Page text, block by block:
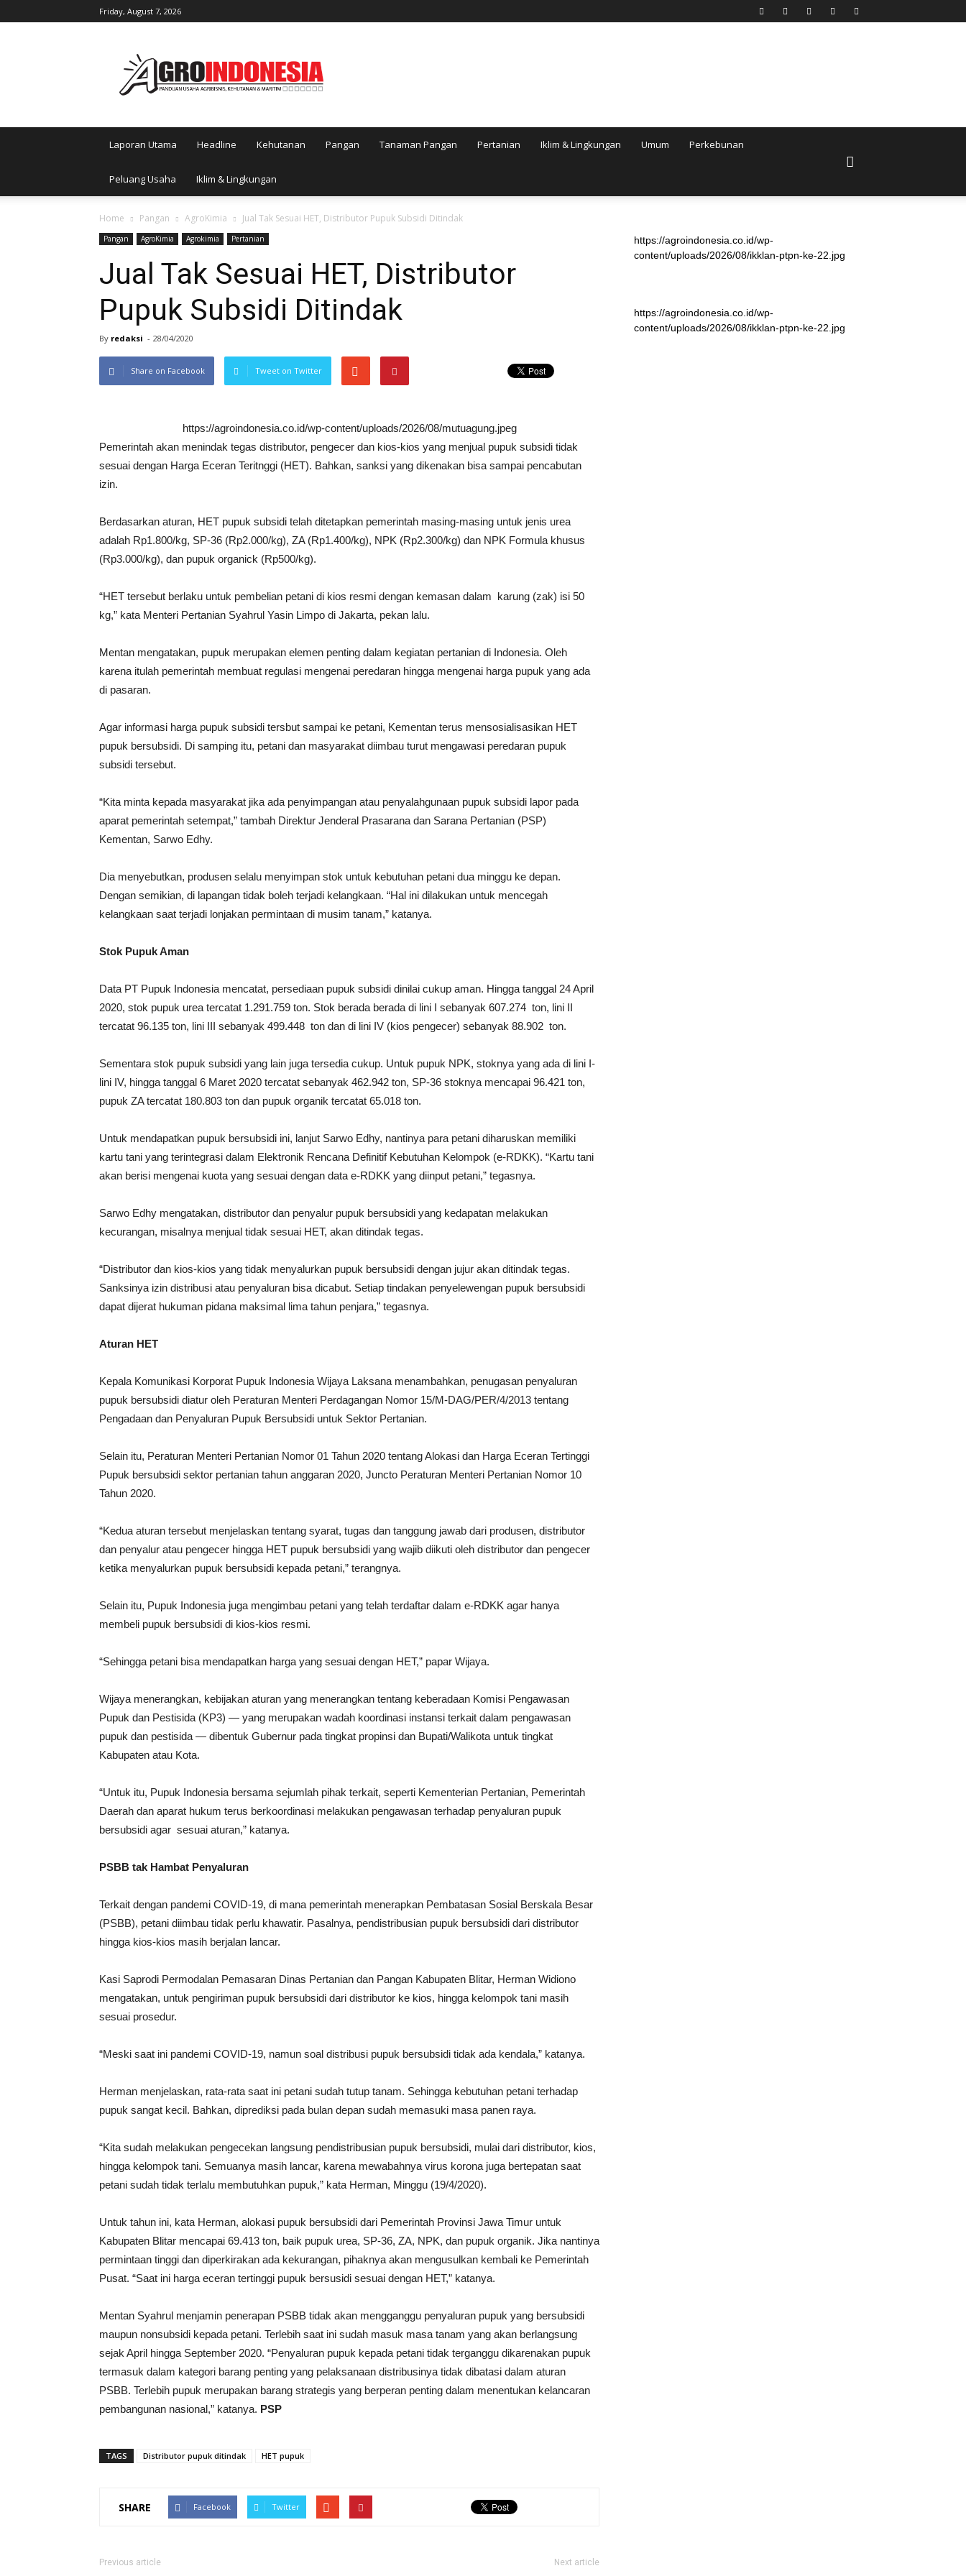
Friday, August 7, 2026
Laporan Utama Headline Kehutanan Pangan Tanaman Pangan Pertanian Iklim & Lingkungan Umum Perkebunan
Peluang Usaha Iklim & Lingkungan
Home Pangan AgroKimia Jual Tak Sesuai HET, Distributor Pupuk Subsidi Ditindak
Pangan AgroKimia Agrokimia Pertanian
Jual Tak Sesuai HET, Distributor
Pupuk Subsidi Ditindak
By redaksi - 28/04/2020
Share on Facebook Tweet on Twitter
https://agroindonesia.co.id/wp-content/uploads/2026/08/mutuagung.jpeg
Pemerintah akan menindak tegas distributor, pengecer dan kios-kios yang menjual pupuk subsidi tidak
sesuai dengan Harga Eceran Teritnggi (HET). Bahkan, sanksi yang dikenakan bisa sampai pencabutan
izin.
Berdasarkan aturan, HET pupuk subsidi telah ditetapkan pemerintah masing-masing untuk jenis urea
adalah Rp1.800/kg, SP-36 (Rp2.000/kg), ZA (Rp1.400/kg), NPK (Rp2.300/kg) dan NPK Formula khusus
(Rp3.000/kg), dan pupuk organick (Rp500/kg).
“HET tersebut berlaku untuk pembelian petani di kios resmi dengan kemasan dalam karung (zak) isi 50
kg,” kata Menteri Pertanian Syahrul Yasin Limpo di Jakarta, pekan lalu.
Mentan mengatakan, pupuk merupakan elemen penting dalam kegiatan pertanian di Indonesia. Oleh
karena itulah pemerintah membuat regulasi mengenai peredaran hingga mengenai harga pupuk yang ada
di pasaran.
Agar informasi harga pupuk subsidi tersbut sampai ke petani, Kementan terus mensosialisasikan HET
pupuk bersubsidi. Di samping itu, petani dan masyarakat diimbau turut mengawasi peredaran pupuk
subsidi tersebut.
“Kita minta kepada masyarakat jika ada penyimpangan atau penyalahgunaan pupuk subsidi lapor pada
aparat pemerintah setempat,” tambah Direktur Jenderal Prasarana dan Sarana Pertanian (PSP)
Kementan, Sarwo Edhy.
Dia menyebutkan, produsen selalu menyimpan stok untuk kebutuhan petani dua minggu ke depan.
Dengan semikian, di lapangan tidak boleh terjadi kelangkaan. “Hal ini dilakukan untuk mencegah
kelangkaan saat terjadi lonjakan permintaan di musim tanam,” katanya.
Stok Pupuk Aman
Data PT Pupuk Indonesia mencatat, persediaan pupuk subsidi dinilai cukup aman. Hingga tanggal 24 April
2020, stok pupuk urea tercatat 1.291.759 ton. Stok berada berada di lini I sebanyak 607.274 ton, lini II
tercatat 96.135 ton, lini III sebanyak 499.448 ton dan di lini IV (kios pengecer) sebanyak 88.902 ton.
Sementara stok pupuk subsidi yang lain juga tersedia cukup. Untuk pupuk NPK, stoknya yang ada di lini I-
lini IV, hingga tanggal 6 Maret 2020 tercatat sebanyak 462.942 ton, SP-36 stoknya mencapai 96.421 ton,
pupuk ZA tercatat 180.803 ton dan pupuk organik tercatat 65.018 ton.
Untuk mendapatkan pupuk bersubsidi ini, lanjut Sarwo Edhy, nantinya para petani diharuskan memiliki
kartu tani yang terintegrasi dalam Elektronik Rencana Definitif Kebutuhan Kelompok (e-RDKK). “Kartu tani
akan berisi mengenai kuota yang sesuai dengan data e-RDKK yang diinput petani,” tegasnya.
Sarwo Edhy mengatakan, distributor dan penyalur pupuk bersubsidi yang kedapatan melakukan
kecurangan, misalnya menjual tidak sesuai HET, akan ditindak tegas.
“Distributor dan kios-kios yang tidak menyalurkan pupuk bersubsidi dengan jujur akan ditindak tegas.
Sanksinya izin distribusi atau penyaluran bisa dicabut. Setiap tindakan penyelewengan pupuk bersubsidi
dapat dijerat hukuman pidana maksimal lima tahun penjara,” tegasnya.
Aturan HET
Kepala Komunikasi Korporat Pupuk Indonesia Wijaya Laksana menambahkan, penugasan penyaluran
pupuk bersubsidi diatur oleh Peraturan Menteri Perdagangan Nomor 15/M-DAG/PER/4/2013 tentang
Pengadaan dan Penyaluran Pupuk Bersubsidi untuk Sektor Pertanian.
Selain itu, Peraturan Menteri Pertanian Nomor 01 Tahun 2020 tentang Alokasi dan Harga Eceran Tertinggi
Pupuk bersubsidi sektor pertanian tahun anggaran 2020, Juncto Peraturan Menteri Pertanian Nomor 10
Tahun 2020.
“Kedua aturan tersebut menjelaskan tentang syarat, tugas dan tanggung jawab dari produsen, distributor
dan penyalur atau pengecer hingga HET pupuk bersubsidi yang wajib diikuti oleh distributor dan pengecer
ketika menyalurkan pupuk bersubsidi kepada petani,” terangnya.
Selain itu, Pupuk Indonesia juga mengimbau petani yang telah terdaftar dalam e-RDKK agar hanya
membeli pupuk bersubsidi di kios-kios resmi.
“Sehingga petani bisa mendapatkan harga yang sesuai dengan HET,” papar Wijaya.
Wijaya menerangkan, kebijakan aturan yang menerangkan tentang keberadaan Komisi Pengawasan
Pupuk dan Pestisida (KP3) — yang merupakan wadah koordinasi instansi terkait dalam pengawasan
pupuk dan pestisida — dibentuk Gubernur pada tingkat propinsi dan Bupati/Walikota untuk tingkat
Kabupaten atau Kota.
“Untuk itu, Pupuk Indonesia bersama sejumlah pihak terkait, seperti Kementerian Pertanian, Pemerintah
Daerah dan aparat hukum terus berkoordinasi melakukan pengawasan terhadap penyaluran pupuk
bersubsidi agar sesuai aturan,” katanya.
PSBB tak Hambat Penyaluran
Terkait dengan pandemi COVID-19, di mana pemerintah menerapkan Pembatasan Sosial Berskala Besar
(PSBB), petani diimbau tidak perlu khawatir. Pasalnya, pendistribusian pupuk bersubsidi dari distributor
hingga kios-kios masih berjalan lancar.
Kasi Saprodi Permodalan Pemasaran Dinas Pertanian dan Pangan Kabupaten Blitar, Herman Widiono
mengatakan, untuk pengiriman pupuk bersubsidi dari distributor ke kios, hingga kelompok tani masih
sesuai prosedur.
“Meski saat ini pandemi COVID-19, namun soal distribusi pupuk bersubsidi tidak ada kendala,” katanya.
Herman menjelaskan, rata-rata saat ini petani sudah tutup tanam. Sehingga kebutuhan petani terhadap
pupuk sangat kecil. Bahkan, diprediksi pada bulan depan sudah memasuki masa panen raya.
“Kita sudah melakukan pengecekan langsung pendistribusian pupuk bersubsidi, mulai dari distributor, kios,
hingga kelompok tani. Semuanya masih lancar, karena mewabahnya virus korona juga bertepatan saat
petani sudah tidak terlalu membutuhkan pupuk,” kata Herman, Minggu (19/4/2020).
Untuk tahun ini, kata Herman, alokasi pupuk bersubsidi dari Pemerintah Provinsi Jawa Timur untuk
Kabupaten Blitar mencapai 69.413 ton, baik pupuk urea, SP-36, ZA, NPK, dan pupuk organik. Jika nantinya
permintaan tinggi dan diperkirakan ada kekurangan, pihaknya akan mengusulkan kembali ke Pemerintah
Pusat. “Saat ini harga eceran tertinggi pupuk bersusidi sesuai dengan HET,” katanya.
Mentan Syahrul menjamin penerapan PSBB tidak akan mengganggu penyaluran pupuk yang bersubsidi
maupun nonsubsidi kepada petani. Terlebih saat ini sudah masuk masa tanam yang akan berlangsung
sejak April hingga September 2020. “Penyaluran pupuk kepada petani tidak terganggu dikarenakan pupuk
termasuk dalam kategori barang penting yang pelaksanaan distribusinya tidak dibatasi dalam aturan
PSBB. Terlebih pupuk merupakan barang strategis yang berperan penting dalam menentukan kelancaran
pembangunan nasional,” katanya. PSP
TAGS Distributor pupuk ditindak HET pupuk
SHARE Facebook Twitter
Previous article Next article
https://agroindonesia.co.id/wp-
content/uploads/2026/08/ikklan-ptpn-ke-22.jpg
https://agroindonesia.co.id/wp-
content/uploads/2026/08/ikklan-ptpn-ke-22.jpg